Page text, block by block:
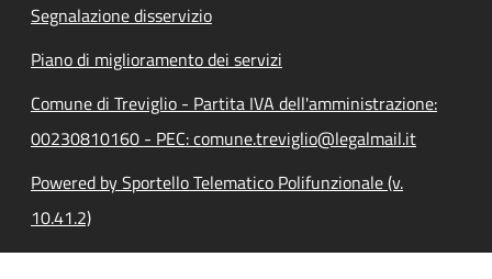
Segnalazione disservizio
Piano di miglioramento dei servizi
Comune di Treviglio - Partita IVA dell'amministrazione:
00230810160 - PEC: comune.treviglio@legalmail.it
Powered by Sportello Telematico Polifunzionale (v.
10.41.2)